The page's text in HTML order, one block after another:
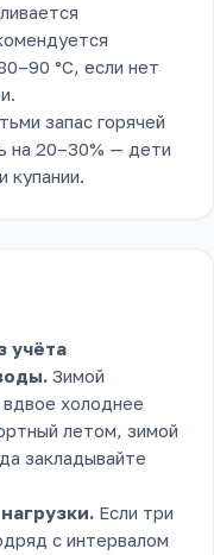
°C, если нет
запас горячей
на 20–30% — дети
купании.
учёта
Зимой
холоднее
летом, зимой
закладывайте
Если три
с интервалом